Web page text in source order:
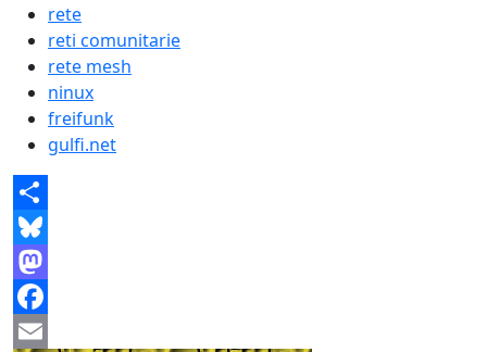
rete
reti comunitarie
rete mesh
ninux
freifunk
gulfi.net
Share
Bluesky
Mastodon
Facebook